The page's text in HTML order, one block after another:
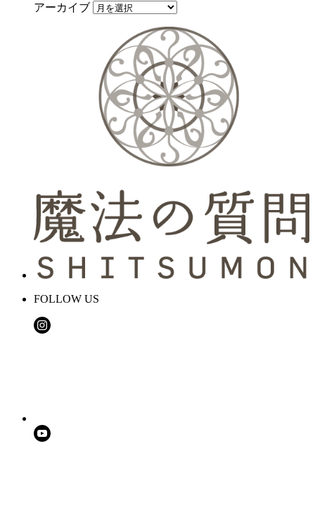
アーカイブ
FOLLOW US